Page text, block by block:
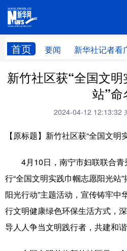
首页 要闻 新华社记者看
网站地
广西频道
新华社记者
新华网导航
学习进行时 高层
国际 财经
台湾 思客智库
新竹社区获“全国文
站”命
2024-04-12 12:13:32
【原标题】新竹社区获“全国文明
4月10日，南宁市妇联联合青
行“全国文明实践巾帼志愿阳光站
阳光行动”主题活动，宣传铸牢中
行文明健康绿色环保生活方式，
导人人争当文明践行者，共建和谐